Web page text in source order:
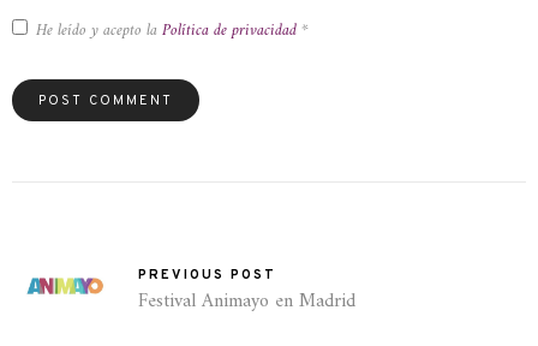
He leído y acepto la Política de privacidad *
PREVIOUS POST
Festival Animayo en Madrid